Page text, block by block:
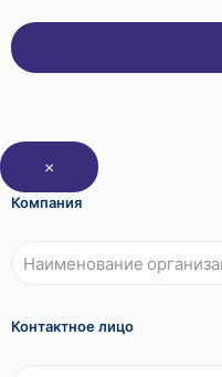
×
Компания
Контактное лицо